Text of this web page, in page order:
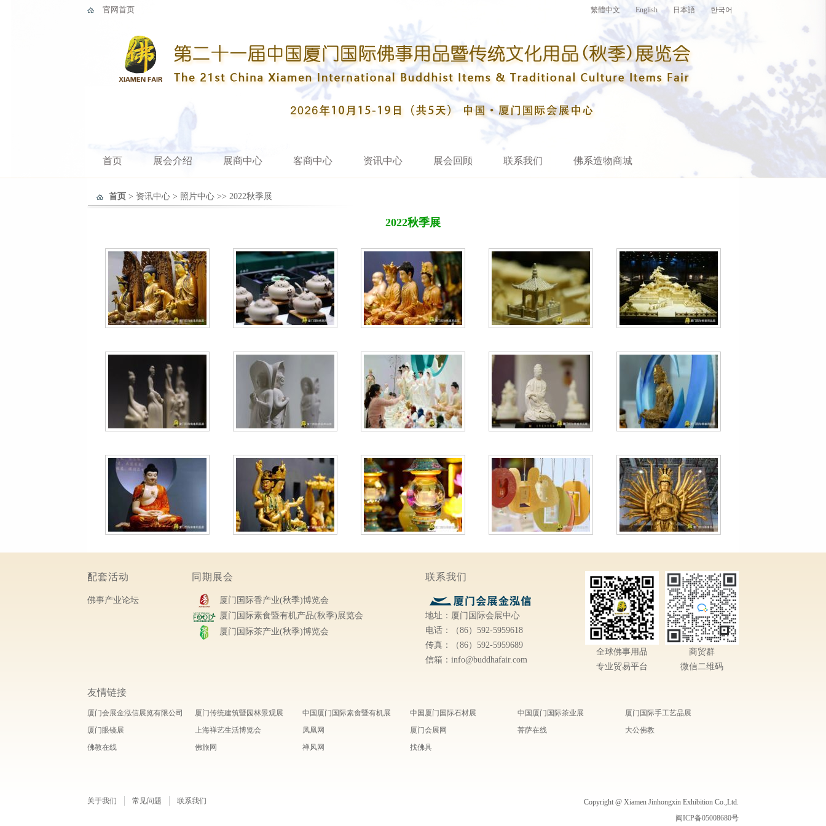
官网首页 繁體中文 English 日本語 한국어
首页 展会介绍 展商中心 客商中心 资讯中心 展会回顾 联系我们 佛系造物商城
首页 > 资讯中心 > 照片中心 >> 2022秋季展
2022秋季展
配套活动
佛事产业论坛
同期展会
厦门国际香产业(秋季)博览会
厦门国际素食暨有机产品(秋季)展览会
厦门国际茶产业(秋季)博览会
联系我们
地址：厦门国际会展中心
电话：（86）592-5959618
传真：（86）592-5959689
信箱：info@buddhafair.com
商贸群
微信二维码
全球佛事用品
专业贸易平台
友情链接
厦门会展金泓信展览有限公司 厦门传统建筑暨园林景观展 中国厦门国际素食暨有机展 中国厦门国际石材展 中国厦门国际茶业展
厦门国际手工艺品展
厦门眼镜展
上海禅艺生活博览会 凤凰网 厦门会展网 菩萨在线
大公佛教
佛教在线
佛旅网 禅风网 找佛具
关于我们 常见问题 联系我们
Copyright @ Xiamen Jinhongxin Exhibition Co.,Ltd.
闽ICP备05008680号